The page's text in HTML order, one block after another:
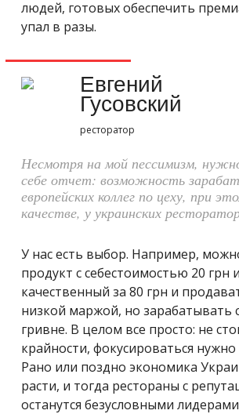
людей, готовых обеспечить
упал в разы.
Евгений
Гусовский
ресторатор
Несмотря на мой пессимизм,
себе отчет: возможность
европейских коллег по цеху, при
качестве, у украинских
У нас есть выбор. Например,
продукт с себестоимостью 20 грн
качественный за 80 грн и
низкой маржой, но зарабатывать
гривне. В целом все просто: не
крайности, фокусироваться нужно
Рано или поздно экономика
расти, и тогда рестораны с
останутся безусловными